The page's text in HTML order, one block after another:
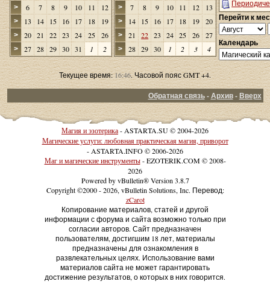
> 6 7 8 9 10 11 12
> 13 14 15 16 17 18 19
> 20 21 22 23 24 25 26
> 27 28 29 30 31 1 2
> 7 8 9 10 11 12 13
> 14 15 16 17 18 19 20
> 21 22 23 24 25 26 27
> 28 29 30 1 2 3 4
Перейти к
Календарь
Текущее время:16:46. Часовой пояс GMT +4.
Обратная связь-Архив-Вверх
Магия и эзотерика- ASTARTA.SU © 2004-2026
Магические услуги: любовная практическая магия, приворот
- ASTARTA.INFO © 2006-2026
Маг и магические инструменты- EZOTERIK.COM © 2008-
2026
Powered by vBulletin® Version 3.8.7
Copyright ©2000 - 2026, vBulletin Solutions, Inc. Перевод:
zCarot
Копирование материалов, статей и другой
информации с форума и сайта возможно только при
согласии авторов. Сайт предназначен
пользователям, достигшим 18 лет, материалы
предназначены для ознакомления в
развлекательных целях. Использование вами
материалов сайта не может гарантировать
достижение результатов, о которых в них говорится.